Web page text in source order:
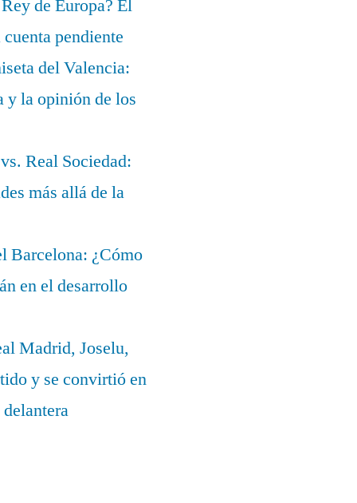
de Europa? El
pendiente
del Valencia:
y la opinión de los
Real Sociedad:
más allá de la
Barcelona: ¿Cómo
en el desarrollo
Madrid, Joselu,
y se convirtió en